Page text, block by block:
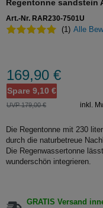
Regentonne sandstein
Art.-Nr. RAR230-7501U
(1) Alle
169,90 €
Spare 9,10 €
UVP 179,00 € inkl.
Die Regentonne mit 230
durch die naturbetreue
Die Regenwassertonne
wunderschön integrieren.
GRATIS Versand